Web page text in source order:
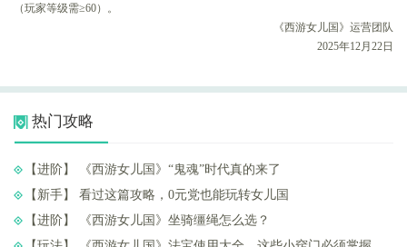
（玩家等级需≥60）。
《西游女儿国》运营团队
2025年12月22日
热门攻略
【进阶】 ​《西游女儿国》“鬼魂”时代真的来了
【新手】 ​看过这篇攻略，0元党也能玩转女儿国
【进阶】 ​《西游女儿国》坐骑缰绳怎么选？